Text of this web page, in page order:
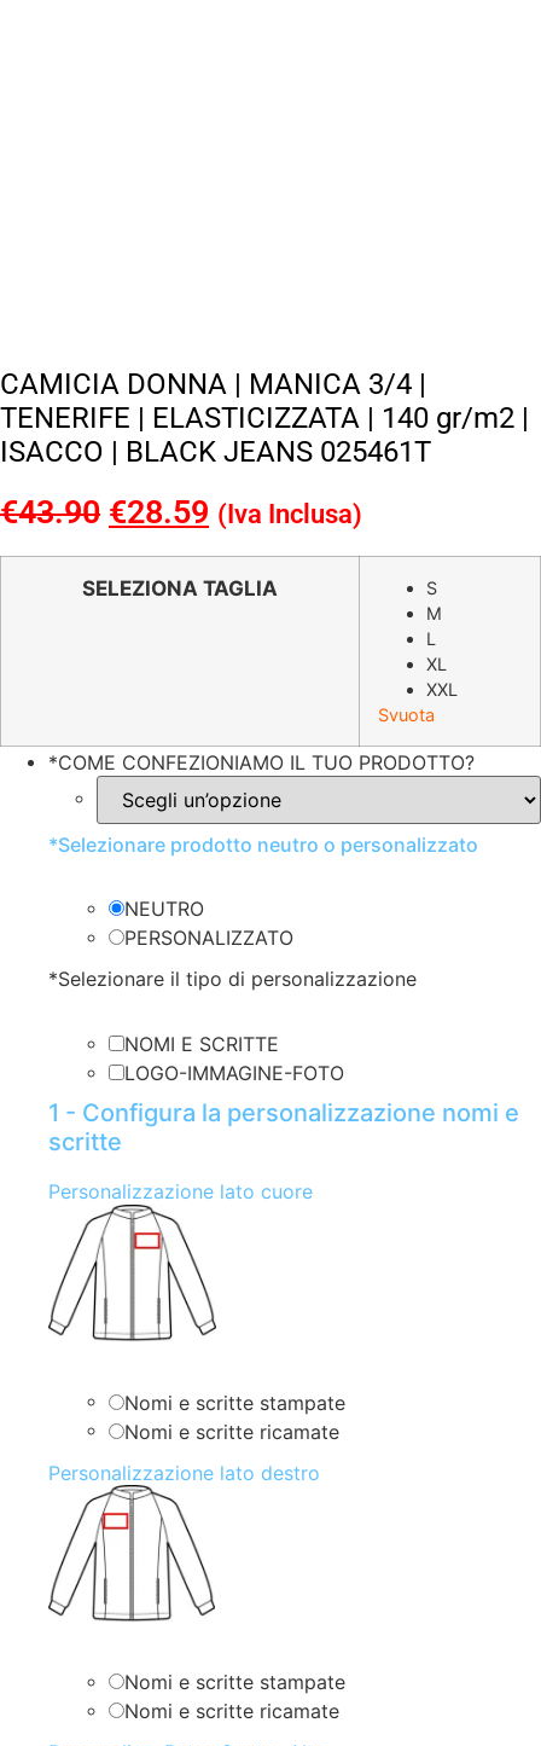
CAMICIA DONNA | MANICA 3/4 |
TENERIFE | ELASTICIZZATA | 140 gr/m2 |
ISACCO | BLACK JEANS 025461T
€43.90 Il
prezzo
originale
€28.59 Il
prezzo
attuale
(Iva Inclusa)
SELEZIONA TAGLIA
S
M
L
XL
XXL
Svuota
*COME CONFEZIONIAMO IL TUO PRODOTTO?
*Selezionare prodotto neutro o personalizzato
NEUTRO
PERSONALIZZATO
*Selezionare il tipo di personalizzazione
NOMI E SCRITTE
LOGO-IMMAGINE-FOTO
1 - Configura la personalizzazione nomi e
scritte
Personalizzazione lato cuore
Nomi e scritte stampate
Nomi e scritte ricamate
Personalizzazione lato destro
Nomi e scritte stampate
Nomi e scritte ricamate